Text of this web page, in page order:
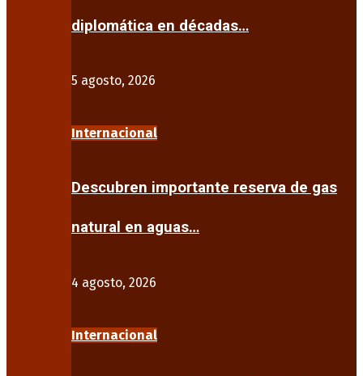
diplomática en décadas…
5 agosto, 2026
Internacional
Descubren importante reserva de gas
natural en aguas…
4 agosto, 2026
Internacional